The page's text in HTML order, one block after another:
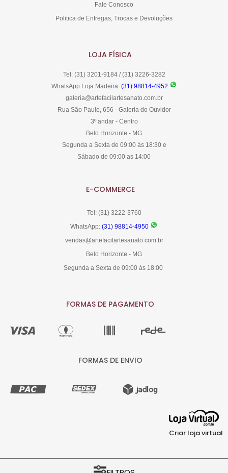
Fale Conosco
Politica de Entregas, Trocas e Devoluções
LOJA FÍSICA
Tel: (31) 3201-9184 / (31) 3226-3282
WhatsApp Loja Madeira: (31) 98814-4952
galeria@artefacilartesanato.com.br
Rua São Paulo, 656 - Galeria do Ouvidor
3º andar - Centro
Belo Horizonte - MG
Segunda a Sexta de 09:00 ás 18:30 e
Sábado de 09:00 as 14:00
E-COMMERCE
Tel: (31) 3222-3760
WhatsApp: (31) 98814-4950
vendas@artefacilartesanato.com.br
Belo Horizonte - MG
Segunda a Sexta de 09:00 ás 18:00
FORMAS DE PAGAMENTO
FORMAS DE ENVIO
Criar loja virtual
COPYRIGHT © ..:: Arte Fácil ::.. 2026 - 00.584.004/0001-64 - TODOS OS